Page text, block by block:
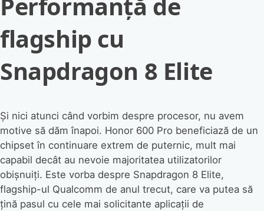
Performanță de
flagship cu
Snapdragon 8 Elite
Și nici atunci când vorbim despre procesor, nu avem
motive să dăm înapoi. Honor 600 Pro beneficiază de un
chipset în continuare extrem de puternic, mult mai
capabil decât au nevoie majoritatea utilizatorilor
obișnuiți. Este vorba despre Snapdragon 8 Elite,
flagship-ul Qualcomm de anul trecut, care va putea să
țină pasul cu cele mai solicitante aplicații de